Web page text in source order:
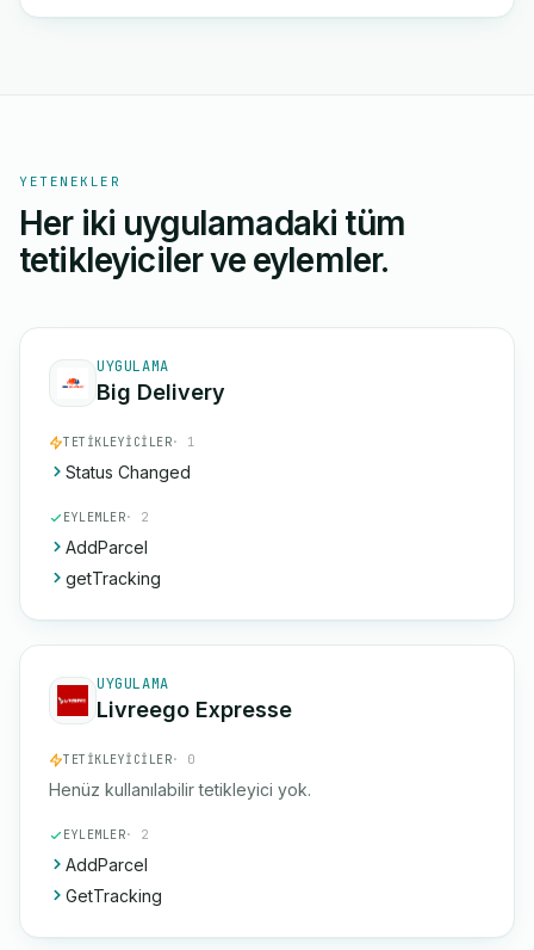
YETENEKLER
Her iki uygulamadaki tüm
tetikleyiciler ve eylemler.
UYGULAMA
Big Delivery
TETIKLEYICILER· 1
Status Changed
EYLEMLER· 2
AddParcel
getTracking
UYGULAMA
Livreego Expresse
TETIKLEYICILER· 0
Henüz kullanılabilir tetikleyici yok.
EYLEMLER· 2
AddParcel
GetTracking